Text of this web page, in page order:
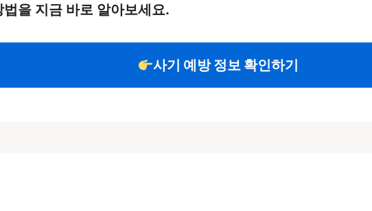
을 지금 바로 알아보세요.
사기 예방 정보 확인하기